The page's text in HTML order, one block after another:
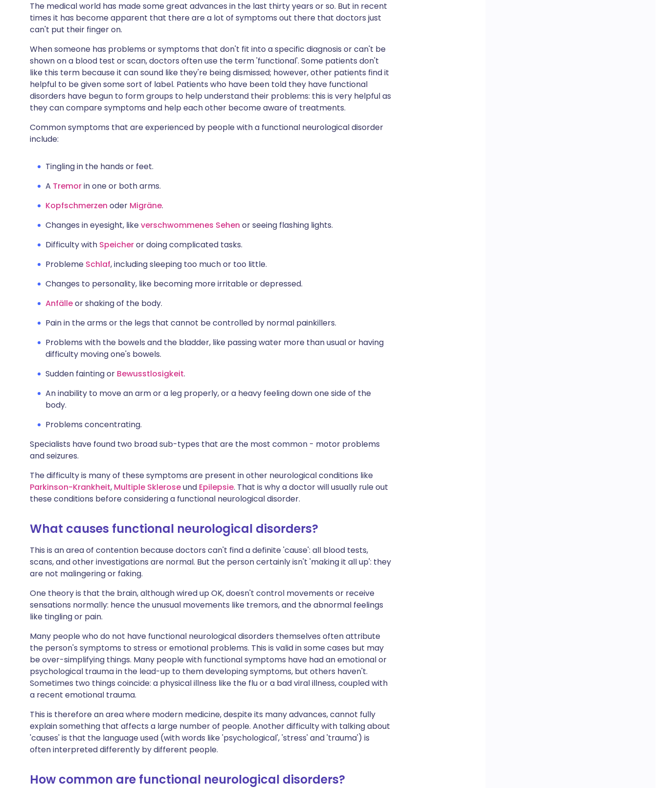
The medical world has made some great advances in the last thirty years or so. But in recent
times it has become apparent that there are a lot of symptoms out there that doctors just
can't put their finger on.
When someone has problems or symptoms that don't fit into a specific diagnosis or can't be
shown on a blood test or scan, doctors often use the term 'functional'. Some patients don't
like this term because it can sound like they're being dismissed; however, other patients find it
helpful to be given some sort of label. Patients who have been told they have functional
disorders have begun to form groups to help understand their problems: this is very helpful as
they can compare symptoms and help each other become aware of treatments.
Common symptoms that are experienced by people with a functional neurological disorder
include:
Tingling in the hands or feet.
A Tremorin one or both arms.
Kopfschmerzen oder Migräne.
Changes in eyesight, likeverschwommenes Sehen or seeing flashing lights.
Difficulty with Speicheror doing complicated tasks.
Probleme Schlaf, including sleeping too much or too little.
Changes to personality, like becoming more irritable or depressed.
Anfälleor shaking of the body.
Pain in the arms or the legs that cannot be controlled by normal painkillers.
Problems with the bowels and the bladder, like passing water more than usual or having
difficulty moving one's bowels.
Sudden fainting or Bewusstlosigkeit.
An inability to move an arm or a leg properly, or a heavy feeling down one side of the
body.
Problems concentrating.
Specialists have found two broad sub-types that are the most common - motor problems
and seizures.
The difficulty is many of these symptoms are present in other neurological conditions like
Parkinson-Krankheit, Multiple Skleroseund Epilepsie. That is why a doctor will usually rule out
these conditions before considering a functional neurological disorder.
What causes functional neurological disorders?
This is an area of contention because doctors can't find a definite 'cause': all blood tests,
scans, and other investigations are normal. But the person certainly isn't 'making it all up': they
are not malingering or faking.
One theory is that the brain, although wired up OK, doesn't control movements or receive
sensations normally: hence the unusual movements like tremors, and the abnormal feelings
like tingling or pain.
Many people who do not have functional neurological disorders themselves often attribute
the person's symptoms to stress or emotional problems. This is valid in some cases but may
be over-simplifying things. Many people with functional symptoms have had an emotional or
psychological trauma in the lead-up to them developing symptoms, but others haven't.
Sometimes two things coincide: a physical illness like the flu or a bad viral illness, coupled with
a recent emotional trauma.
This is therefore an area where modern medicine, despite its many advances, cannot fully
explain something that affects a large number of people. Another difficulty with talking about
'causes' is that the language used (with words like 'psychological', 'stress' and 'trauma') is
often interpreted differently by different people.
How common are functional neurological disorders?